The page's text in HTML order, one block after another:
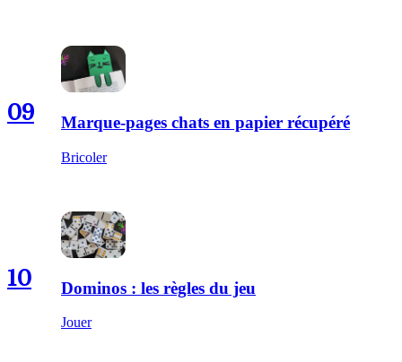
09 Marque-pages chats en papier récupéré
Bricoler
10 Dominos : les règles du jeu
Jouer